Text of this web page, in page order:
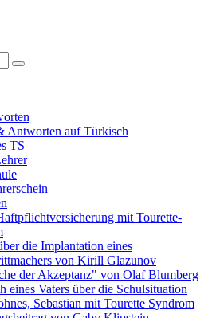
Antworten auf Türkisch
TS
mit Tourette-
die Implantation eines
von Kirill Glazunov
der Akzeptanz" von Olaf Blumberg
eines Vaters über die Schulsituation
Sebastian mit Tourette Syndrom